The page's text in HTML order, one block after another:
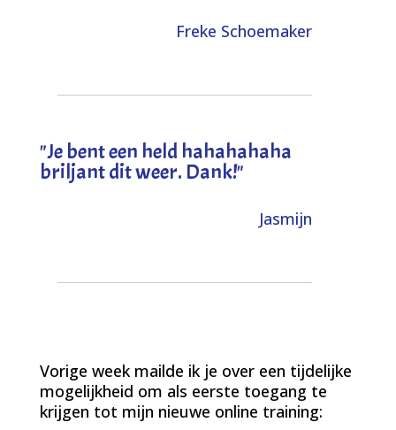
Freke Schoemaker
"Je bent een held hahahahaha
briljant dit weer. Dank!"
Jasmijn
Vorige week mailde ik je over een tijdelijke
mogelijkheid om als eerste toegang te
krijgen tot mijn nieuwe online training: